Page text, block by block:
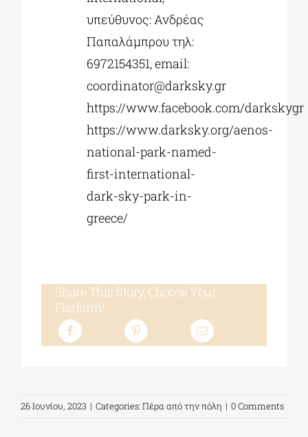
υπεύθυνος: Ανδρέας
Παπαλάμπρου τηλ:
6972154351, email:
coordinator@darksky.gr
https://www.facebook.com/darkskygr
https://www.darksky.org/aenos-
national-park-named-
first-international-
dark-sky-park-in-
greece/
Share This Story, Choose Your
Platform!
26 Ιουνίου, 2023 | Categories:Πέρα από την πόλη | 0 Comments